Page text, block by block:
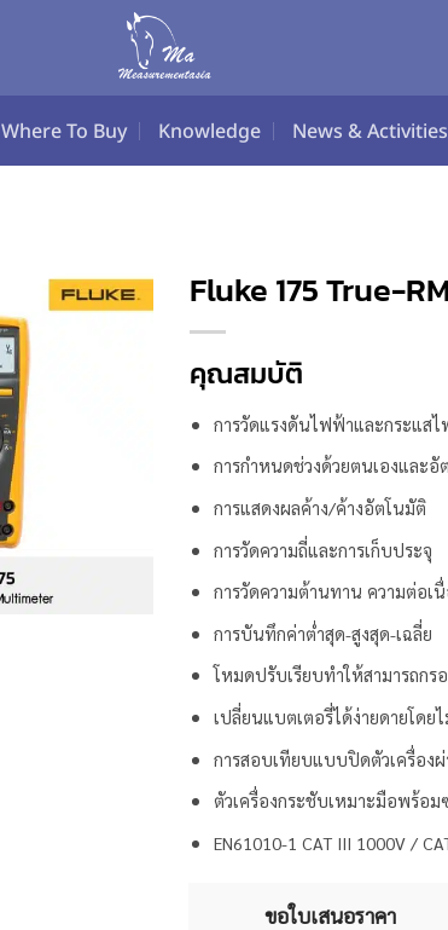
Where To Buy Knowledge News & Activities
Fluke 175 True-
คุณสมบัติ
การวัดแรงดันไฟฟ้าและกระแสไ
การกำหนดช่วงด้วยตนเองและอั
การแสดงผลค้าง/ค้างอัตโนมัติ
การวัดความถี่และการเก็บประจุ
การวัดความต้านทาน ความต่อเ
การบันทึกค่าต่ำสุด-สูงสุด-เฉลี่ย
โหมดปรับเรียบทำให้สามารถกร
เปลี่ยนแบตเตอรี่ได้ง่ายดายโดย
การสอบเทียบแบบปิดตัวเครื่อง
ตัวเครื่องกระชับเหมาะมือพร้อ
EN61010-1 CAT III 1000V /
ขอใบเสนอราคา